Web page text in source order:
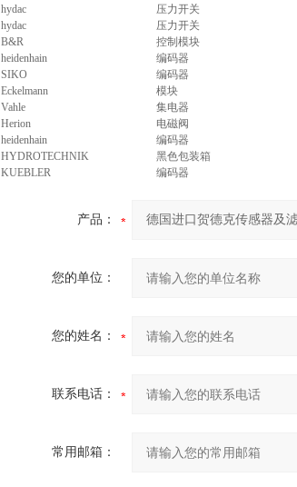
hydac
压力开关
hydac
压力开关
B&R
控制模块
heidenhain
编码器
SIKO
编码器
Eckelmann
模块
Vahle
集电器
Herion
电磁阀
heidenhain
编码器
HYDROTECHNIK
黑色包装箱
KUEBLER
编码器
产品：
您的单位：
您的姓名：
联系电话：
常用邮箱：